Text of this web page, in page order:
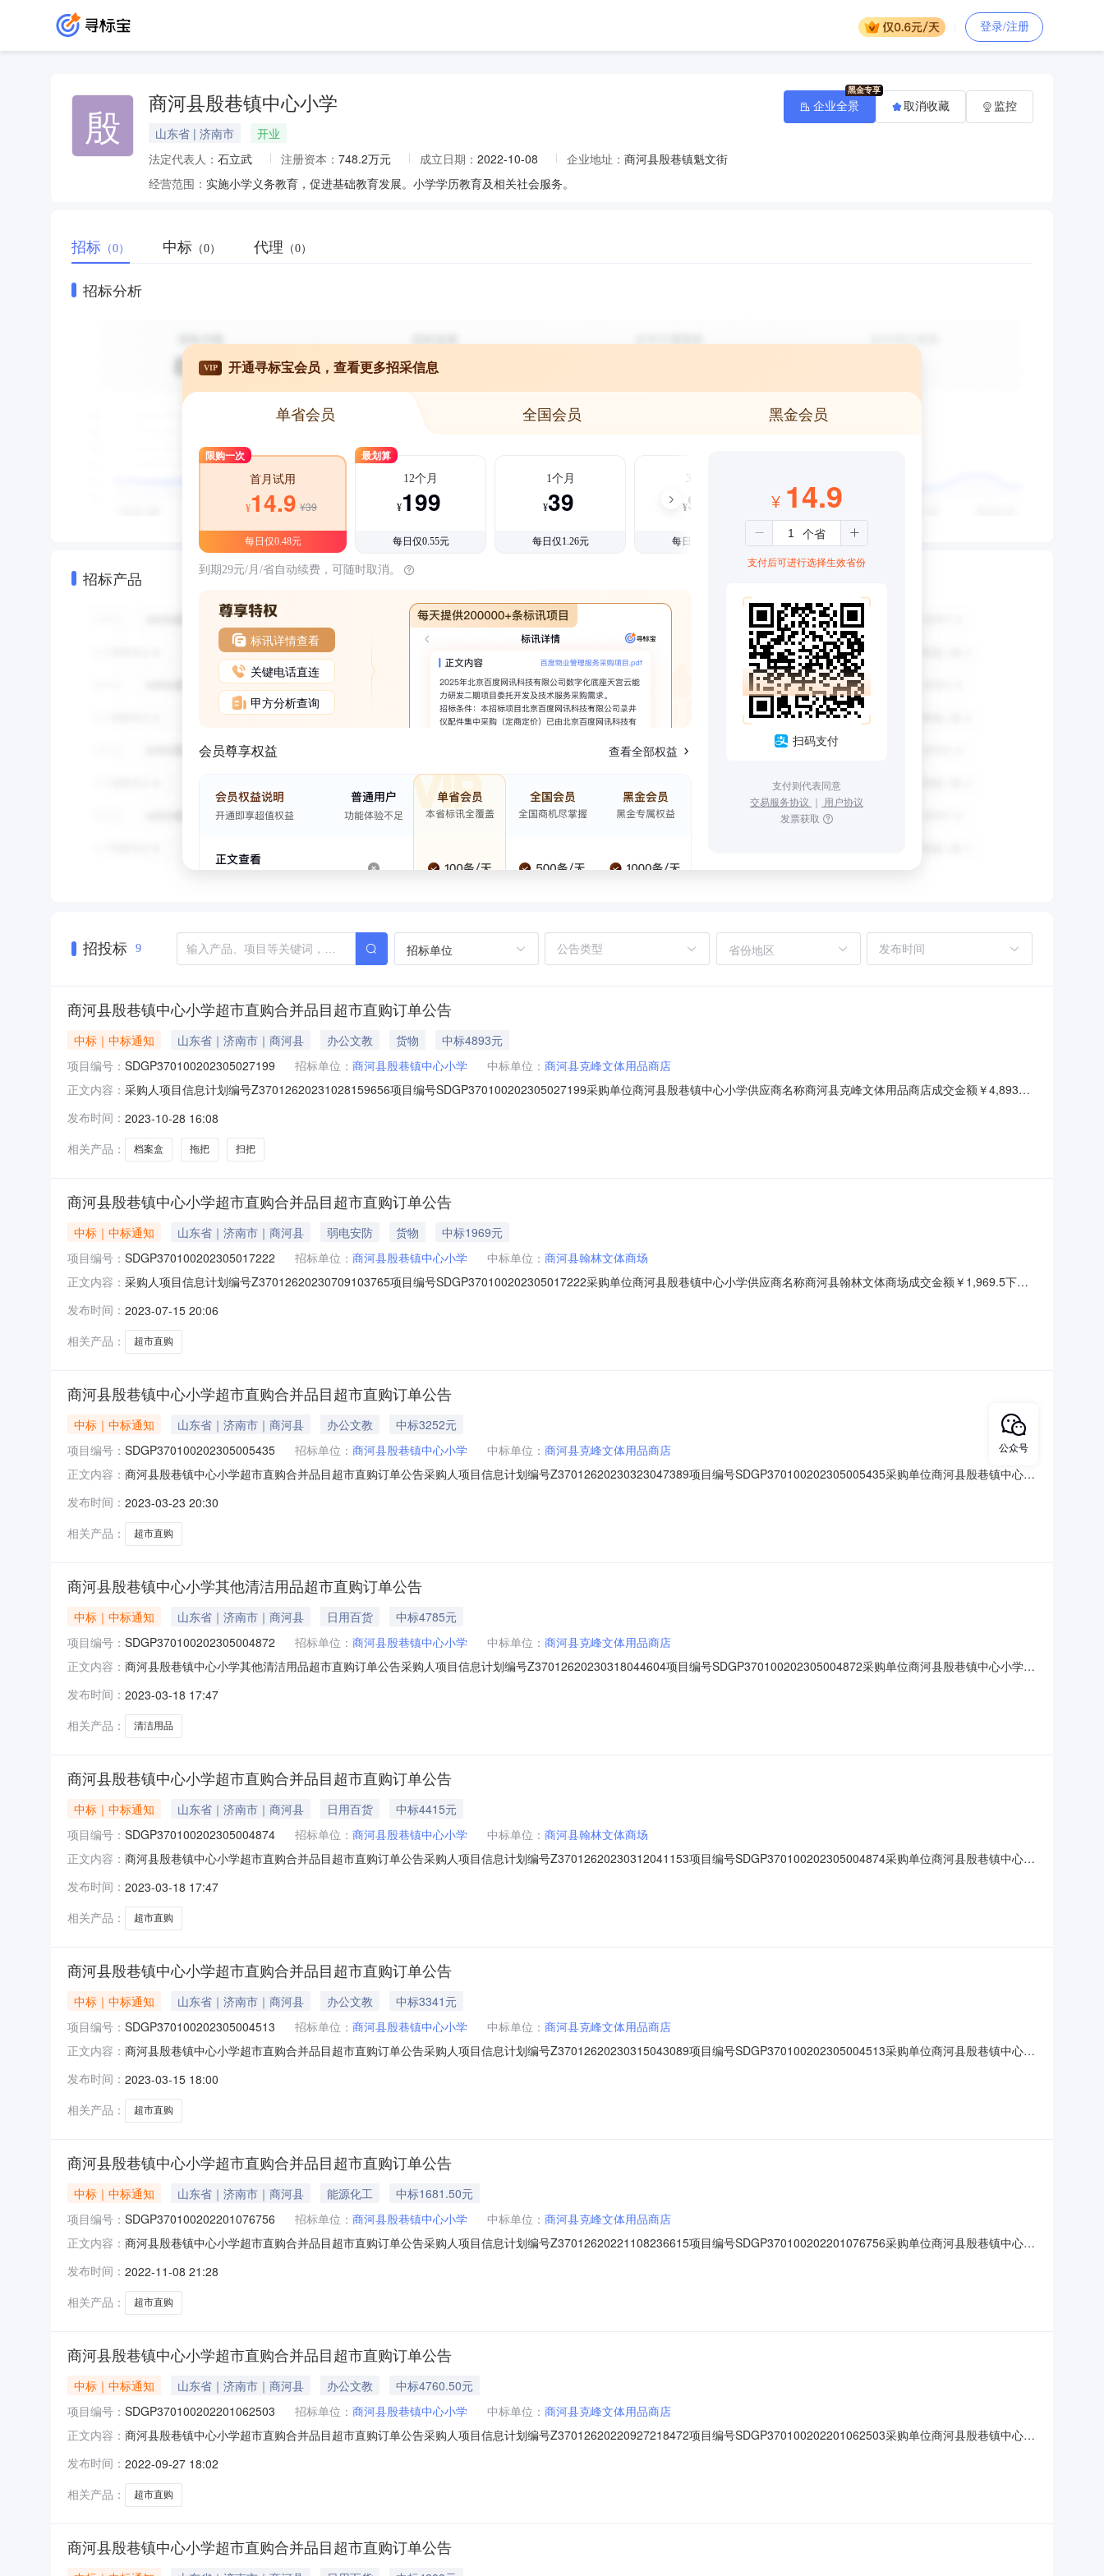
登录/注册
殷 商河县殷巷镇中心小学
山东省 | 济南市
开业
法定代表人： 石立武 注册资本： 748.2万元 成立日期： 2022-10-08 企业地址： 商河县殷巷镇魁文街
经营范围： 实施小学义务教育，促进基础教育发展。小学学历教育及相关社会服务。
企业全景 取消收藏 监控
招标 （0） 中标 （0） 代理 （0）
招标分析
招标产品
VIP 开通寻标宝会员，查看更多招采信息
单省会员 全国会员 黑金会员
限购一次
首月试用
¥14.9 ¥39
每日仅0.48元
最划算
12个月
¥199
每日仅0.55元
1个月
¥39
每日仅1.26元
3个月
¥99
每日仅1.08元
到期29元/月/省自动续费，可随时取消。
标讯详情查看
关键电话直连
甲方分析查询
会员尊享权益 查看全部权益
¥ 14.9
支付后可进行选择生效省份
扫码支付
支付则代表同意
交易服务协议 ｜ 用户协议
发票获取
招投标 9 招标单位 省份地区
商河县殷巷镇中心小学超市直购合并品目超市直购订单公告
中标｜中标通知 山东省｜济南市｜商河县 办公文教 货物
中标4893元
项目编号： SDGP370100202305027199 招标单位： 商河县殷巷镇中心小学 中标单位： 商河县克峰文体用品商店
正文内容： 采购人项目信息计划编号Z37012620231028159656项目编号SDGP370100202305027199采购单位商河县殷巷镇中心小学供应商名称商河县克峰文体用品商店成交金额￥4,893下
数:2档案盒得力（deli）5604得力5604档案盒75mm16￥15￥240商品参数:3文件夹得力（deli）5
发布时间： 2023-10-28 16:08
相关产品：
档案盒 拖把 扫把
商河县殷巷镇中心小学超市直购合并品目超市直购订单公告
中标｜中标通知 山东省｜济南市｜商河县 弱电安防 货物
中标1969元
项目编号： SDGP370100202305017222 招标单位： 商河县殷巷镇中心小学 中标单位： 商河县翰林文体商场
正文内容： 采购人项目信息计划编号Z37012620230709103765项目编号SDGP370100202305017222采购单位商河县殷巷镇中心小学供应商名称商河县翰林文体商场成交金额￥1,969.5下单
涂卡铅笔按动式涂卡铅笔80￥3.2￥256商品参数:3胶水得力（deli）12支/盒办公用品财务用品7103固体胶/胶棒-胶水
发布时间： 2023-07-15 20:06
相关产品：
超市直购
商河县殷巷镇中心小学超市直购合并品目超市直购订单公告
中标｜中标通知 山东省｜济南市｜商河县 办公文教
中标3252元
项目编号： SDGP370100202305005435 招标单位： 商河县殷巷镇中心小学 中标单位： 商河县克峰文体用品商店
正文内容： 商河县殷巷镇中心小学超市直购合并品目超市直购订单公告采购人项目信息计划编号Z37012620230323047389项目编号SDGP370100202305005435采购单位商河县殷巷镇中心小
75mm24￥15￥360商品参数:2粉笔航天双翼A1528130246航天彩色粉笔60盒/箱【粉笔】2￥120￥240商品参数:3文
发布时间： 2023-03-23 20:30
相关产品：
超市直购
商河县殷巷镇中心小学其他清洁用品超市直购订单公告
中标｜中标通知 山东省｜济南市｜商河县 日用百货
中标4785元
项目编号： SDGP370100202305004872 招标单位： 商河县殷巷镇中心小学 中标单位： 商河县克峰文体用品商店
正文内容： 商河县殷巷镇中心小学其他清洁用品超市直购订单公告采购人项目信息计划编号Z37012620230318044604项目编号SDGP370100202305004872采购单位商河县殷巷镇中心小学供
50￥23￥1,150商品参数:2扫把簸箕国产笤帚国产高粱杆笤箒清洁植物扫把手工扫帚物业学校工厂单位笤帚普通高粱小扫把一把装150￥10￥1,500商
发布时间： 2023-03-18 17:47
相关产品：
清洁用品
商河县殷巷镇中心小学超市直购合并品目超市直购订单公告
中标｜中标通知 山东省｜济南市｜商河县 日用百货
中标4415元
项目编号： SDGP370100202305004874 招标单位： 商河县殷巷镇中心小学 中标单位： 商河县翰林文体商场
正文内容： 商河县殷巷镇中心小学超市直购合并品目超市直购订单公告采购人项目信息计划编号Z37012620230312041153项目编号SDGP370100202305004874采购单位商河县殷巷镇中心小
数:2乒乓球设备红双喜乒乓球红双喜(DHS)乒乓球赛顶新材料有缝球白色10只装20￥15￥300商品参数:3羽毛球设备红双喜401红
发布时间： 2023-03-18 17:47
相关产品：
超市直购
商河县殷巷镇中心小学超市直购合并品目超市直购订单公告
中标｜中标通知 山东省｜济南市｜商河县 办公文教
中标3341元
项目编号： SDGP370100202305004513 招标单位： 商河县殷巷镇中心小学 中标单位： 商河县克峰文体用品商店
正文内容： 商河县殷巷镇中心小学超市直购合并品目超市直购订单公告采购人项目信息计划编号Z37012620230315043089项目编号SDGP370100202305004513采购单位商河县殷巷镇中心小
石英钟1￥75￥75商品参数:2国旗得力（deli）3223得力(deli)3号国旗/五星红旗(128*192cm)32232￥36￥
发布时间： 2023-03-15 18:00
相关产品：
超市直购
商河县殷巷镇中心小学超市直购合并品目超市直购订单公告
中标｜中标通知 山东省｜济南市｜商河县 能源化工
中标1681.50元
项目编号： SDGP370100202201076756 招标单位： 商河县殷巷镇中心小学 中标单位： 商河县克峰文体用品商店
正文内容： 商河县殷巷镇中心小学超市直购合并品目超市直购订单公告采购人项目信息计划编号Z37012620221108236615项目编号SDGP370100202201076756采购单位商河县殷巷镇中心小
电池5号聚能环碱性干电池单位：节8￥2.5￥20商品参数:2抹布国产国产国产35cm*75cm超细纤维抹布彩色50￥4￥200商品参数:
发布时间： 2022-11-08 21:28
相关产品：
超市直购
商河县殷巷镇中心小学超市直购合并品目超市直购订单公告
中标｜中标通知 山东省｜济南市｜商河县 办公文教
中标4760.50元
项目编号： SDGP370100202201062503 招标单位： 商河县殷巷镇中心小学 中标单位： 商河县克峰文体用品商店
正文内容： 商河县殷巷镇中心小学超市直购合并品目超市直购订单公告采购人项目信息计划编号Z37012620220927218472项目编号SDGP370100202201062503采购单位商河县殷巷镇中心小
（deli）MR2150-01软包抽纸10包/提2￥30￥60商品参数:2洗手液超能洗手液花香芦荟抑菌洗手液24￥9￥216商品参数:3
发布时间： 2022-09-27 18:02
相关产品：
超市直购
商河县殷巷镇中心小学超市直购合并品目超市直购订单公告
公众号